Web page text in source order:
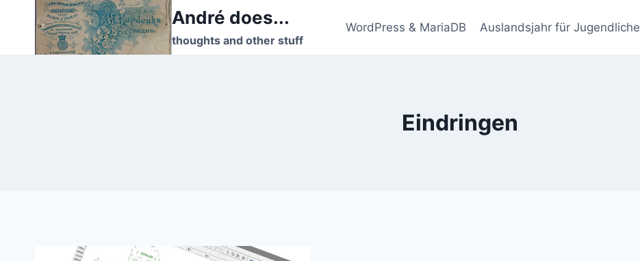
André does...
thoughts and other stuff
WordPress & MariaDB Auslandsjahr für Jugendliche
Eindringen